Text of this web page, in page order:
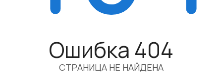
Ошибка 404
СТРАНИЦА НЕ НАЙДЕНА